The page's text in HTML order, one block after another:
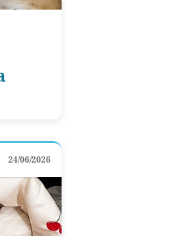
24/06/2026